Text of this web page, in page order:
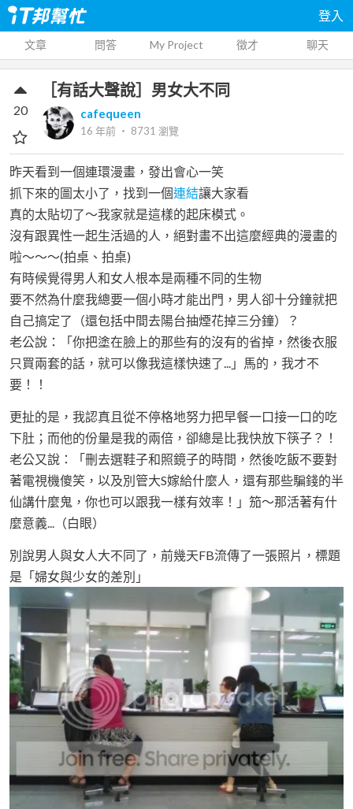
登入
文章 問答 My Project 徵才 聊天
［有話大聲說］男女大不同
cafequeen
16 年前 ‧ 8731 瀏覽
20
昨天看到一個連環漫畫，發出會心一笑
抓下來的圖太小了，找到一個連結讓大家看
真的太貼切了～我家就是這樣的起床模式。
沒有跟異性一起生活過的人，絕對畫不出這麼經典的漫畫的
啦～～～(拍桌、拍桌)
有時候覺得男人和女人根本是兩種不同的生物
要不然為什麼我總要一個小時才能出門，男人卻十分鐘就把
自己搞定了（還包括中間去陽台抽煙花掉三分鐘）？
老公說：「你把塗在臉上的那些有的沒有的省掉，然後衣服
只買兩套的話，就可以像我這樣快速了...」馬的，我才不
要！！
更扯的是，我認真且從不停格地努力把早餐一口接一口的吃
下肚；而他的份量是我的兩倍，卻總是比我快放下筷子？！
老公又說：「刪去選鞋子和照鏡子的時間，然後吃飯不要對
著電視機傻笑，以及別管大S嫁給什麼人，還有那些騙錢的半
仙講什麼鬼，你也可以跟我一樣有效率！」笳～那活著有什
麼意義...（白眼）
別說男人與女人大不同了，前幾天FB流傳了一張照片，標題
是「婦女與少女的差別」